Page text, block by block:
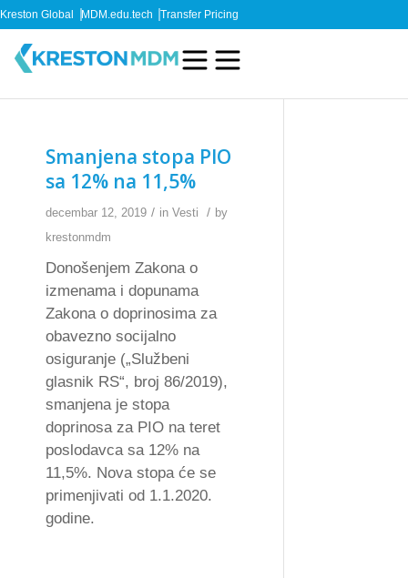
Kreston Global MDM.edu.tech Transfer Pricing
Smanjena stopa PIO
sa 12% na 11,5%
decembar 12, 2019 / in Vesti / by
krestonmdm
Donošenjem Zakona o
izmenama i dopunama
Zakona o doprinosima za
obavezno socijalno
osiguranje („Službeni
glasnik RS“, broj 86/2019),
smanjena je stopa
doprinosa za PIO na teret
poslodavca sa 12% na
11,5%. Nova stopa će se
primenjivati od 1.1.2020.
godine.